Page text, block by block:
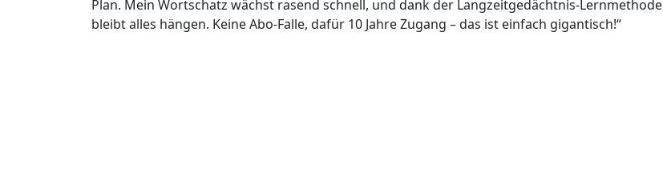
Plan. Mein Wortschatz wächst rasend schnell, und dank der Langzeitgedächtnis-Lernmethode
bleibt alles hängen. Keine Abo-Falle, dafür 10 Jahre Zugang – das ist einfach gigantisch!“